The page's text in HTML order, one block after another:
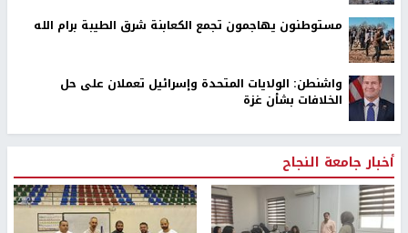
مستوطنون يهاجمون تجمع الكعابنة شرق الطيبة برام الله
واشنطن: الولايات المتحدة وإسرائيل تعملان على حل
الخلافات بشأن غزة
أخبار جامعة النجاح